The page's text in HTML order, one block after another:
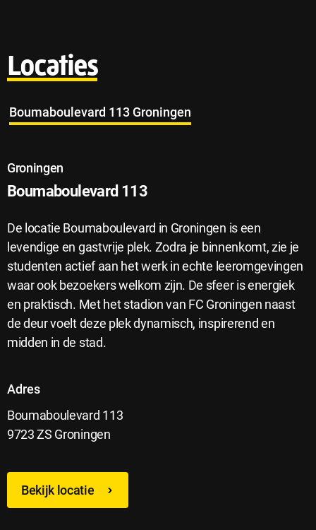
Locaties
Boumaboulevard 113 Groningen
Boumaboulevard 113
Groningen
De locatie Boumaboulevard in Groningen is een
levendige en gastvrije plek. Zodra je binnenkomt, zie je
studenten actief aan het werk in echte leeromgevingen
waar ook bezoekers welkom zijn. De sfeer is energiek
en praktisch. Met het stadion van FC Groningen naast
de deur voelt deze plek dynamisch, inspirerend en
midden in de stad.
Adres
Boumaboulevard 113
9723 ZS Groningen
Bekijk locatie